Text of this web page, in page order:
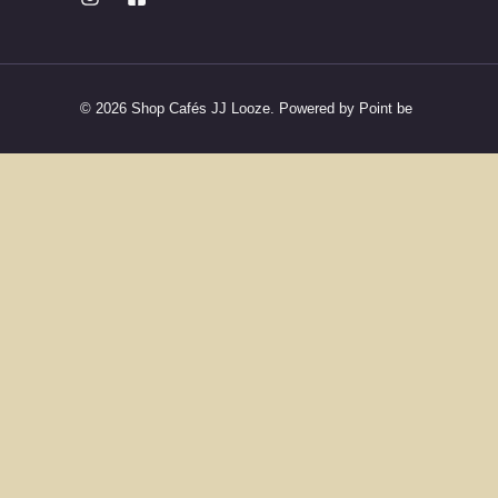
© 2026 Shop Cafés JJ Looze. Powered by Point be